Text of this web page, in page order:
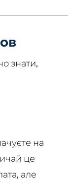
знати,
на
це
але